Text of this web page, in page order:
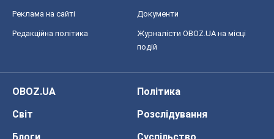
Реклама на сайті Документи
Редакційна політика
Журналісти OBOZ.UA на місці
подій
OBOZ.UA
Політика
Світ
Розслідування